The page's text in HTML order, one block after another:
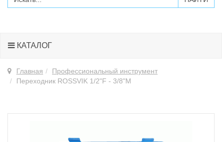
КАТАЛОГ
Главная
Профессиональный инструмент
Переходник ROSSVIK 1/2"F - 3/8"M